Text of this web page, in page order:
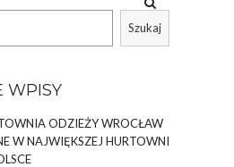
Szukaj
WPISY
ODZIEŻY WROCŁAW
W NAJWIĘKSZEJ HURTOWNI